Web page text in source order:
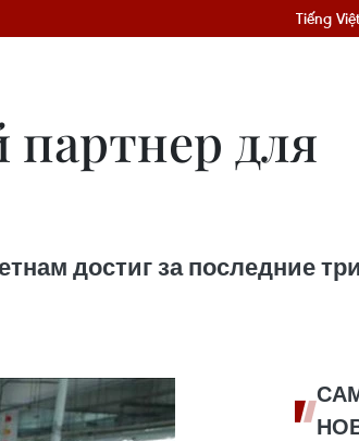
Tiếng Việt
для
достиг за последние